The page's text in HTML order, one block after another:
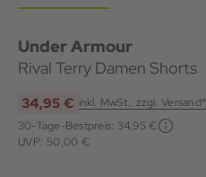
Under Armour
Rival Terry Damen Shorts
34,95 € inkl. MwSt., zzgl. Versand*
30-Tage-Bestpreis: 34,95 €
UVP: 50,00 €